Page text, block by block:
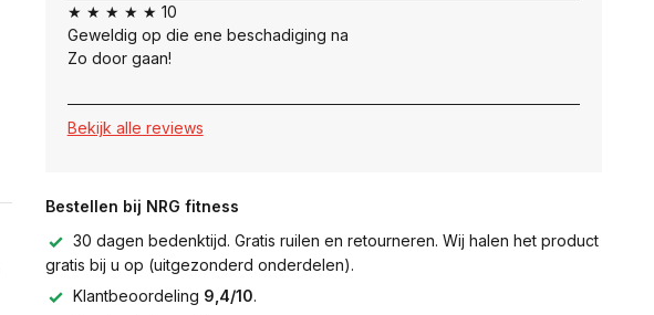
★ ★ ★ ★ ★ 10
Geweldig op die ene beschadiging na
Zo door gaan!
Bekijk alle reviews
Bestellen bij NRG fitness
30 dagen bedenktijd. Gratis ruilen en retourneren. Wij halen het product
gratis bij u op (uitgezonderd onderdelen).
Klantbeoordeling 9,4/10.